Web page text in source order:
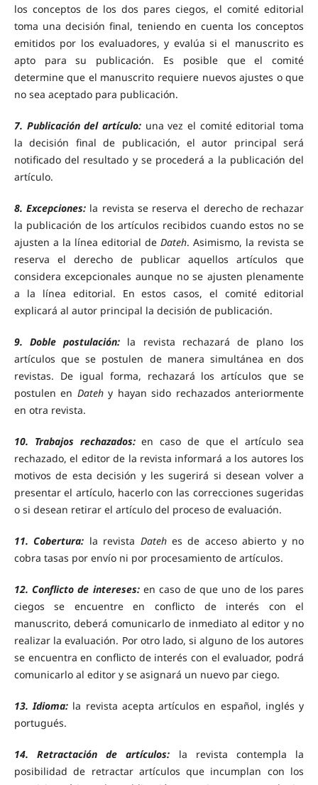
los conceptos de los dos pares ciegos, el comité editorial
toma una decisión final, teniendo en cuenta los conceptos
emitidos por los evaluadores, y evalúa si el manuscrito es
apto para su publicación. Es posible que el comité
determine que el manuscrito requiere nuevos ajustes o que
no sea aceptado para publicación.
7. Publicación del artículo: una vez el comité editorial toma
la decisión final de publicación, el autor principal será
notificado del resultado y se procederá a la publicación del
artículo.
8. Excepciones: la revista se reserva el derecho de rechazar
la publicación de los artículos recibidos cuando estos no se
ajusten a la línea editorial deDateh. Asimismo, la revista se
reserva el derecho de publicar aquellos artículos que
considera excepcionales aunque no se ajusten plenamente
a la línea editorial. En estos casos, el comité editorial
explicará al autor principal la decisión de publicación.
9. Doble postulación: la revista rechazará de plano los
artículos que se postulen de manera simultánea en dos
revistas. De igual forma, rechazará los artículos que se
postulen en Datehy hayan sido rechazados anteriormente
en otra revista.
10. Trabajos rechazados:en caso de que el artículo sea
rechazado, el editor de la revista informará a los autores los
motivos de esta decisión y les sugerirá si desean volver a
presentar el artículo, hacerlo con las correcciones sugeridas
o si desean retirar el artículo del proceso de evaluación.
11. Cobertura: la revista Datehes de acceso abierto y no
cobra tasas por envío ni por procesamiento de artículos.
12. Conflicto de intereses: en caso de que uno de los pares
ciegos se encuentre en conflicto de interés con el
manuscrito, deberá comunicarlo de inmediato al editor y no
realizar la evaluación. Por otro lado, si alguno de los autores
se encuentra en conflicto de interés con el evaluador, podrá
comunicarlo al editor y se asignará un nuevo par ciego.
13. Idioma: la revista acepta artículos en español, inglés y
portugués.
14. Retractación de artículos: la revista contempla la
posibilidad de retractar artículos que incumplan con los